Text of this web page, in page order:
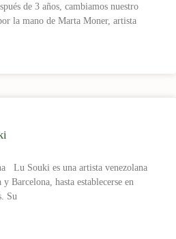
de 3 años, cambiamos nuestro
la mano de Marta Moner, artista
Lu Souki es una artista venezolana
Barcelona, hasta establecerse en
Su